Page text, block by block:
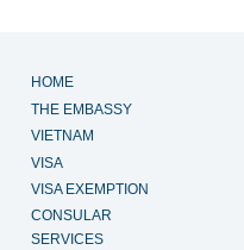
HOME
THE EMBASSY
VIETNAM
VISA
VISA EXEMPTION
CONSULAR
SERVICES